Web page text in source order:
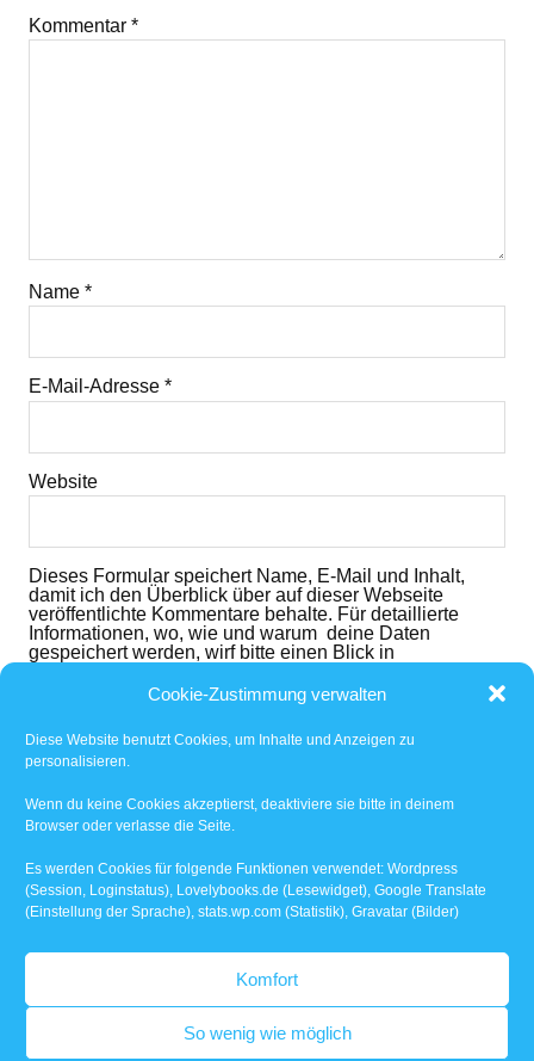
Cookie-Zustimmung verwalten
Diese Website benutzt Cookies, um Inhalte und Anzeigen zu
personalisieren.
Wenn du keine Cookies akzeptierst, deaktiviere sie bitte in deinem
Browser oder verlasse die Seite.
Es werden Cookies für folgende Funktionen verwendet: Wordpress
(Session, Loginstatus), Lovelybooks.de (Lesewidget), Google Translate
(Einstellung der Sprache), stats.wp.com (Statistik), Gravatar (Bilder)
Komfort
So wenig wie möglich
Kommentar *
Name *
E-Mail-Adresse *
Website
Dieses Formular speichert Name, E-Mail und Inhalt,
damit ich den Überblick über auf dieser Webseite
veröffentlichte Kommentare behalte. Für detaillierte
Informationen, wo, wie und warum deine Daten
gespeichert werden, wirf bitte einen Blick in
Button nimmst du diese zur Kenntnis und akzeptierst
Ich habe die Datenschutzerklärung
gelesen und
akzeptiert.*
via E-Mail.